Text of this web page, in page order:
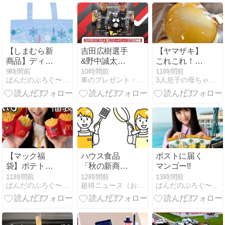
キャンペーン
【しまむら新
商品】ディズ
ニーバッグ!!
9時間前
ぱんだのぶろぐ〜毎日がプレゼント〜
吉田広樹選手
&野中誠太選
手サイン入り
アベマくんが
当たる！
タースポーツ
（2026年8月9
日まで）
10時間前
車のプレゼント・懸賞情報！
【ヤマザキ】
これこれ！！
夏でも食べた
い！『冷やし
みたらし団
11時間前
3人息子の母ちゃん自由気ままにUSJ
【マック福
袋】ポテトグ
ッズフルコン
プリート!!
11時間前
ハウス食品
「秋の新商品
詰め合わせ」
が50名に当た
る！ 【2026年
12時間前
ポストに届く
マンゴー!!
13時間前